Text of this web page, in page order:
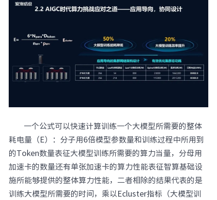
一个公式可以快速计算训练一个大模型所需要的整体
耗电量（E）：分子用6倍模型参数量和训练过程中所用到
的Token数量表征大模型训练所需要的算力当量，分母用
加速卡的数量还有单张加速卡的算力性能表征智算基础设
施所能够提供的整体算力性能，二者相除的结果代表的是
训练大模型所需要的时间，乘以Ecluster指标（大模型训